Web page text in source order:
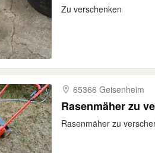
Zu verschenken
65366 Geisenheim
Rasenmäher zu
Rasenmäher zu